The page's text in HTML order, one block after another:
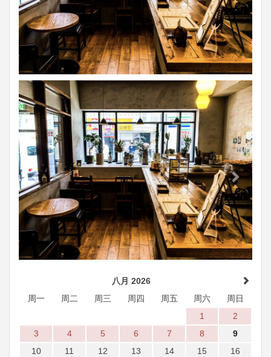
Previous Next
八月 2026
周一
周二 周三 周四 周五 周六
周日
1
2
3
4 5 6 7 8
9
10
11 12 13 14 15
16